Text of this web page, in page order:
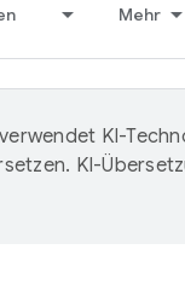
Mehr
KI-
KI-